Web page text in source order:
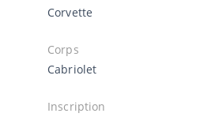
Corvette
Corps
Cabriolet
Inscription